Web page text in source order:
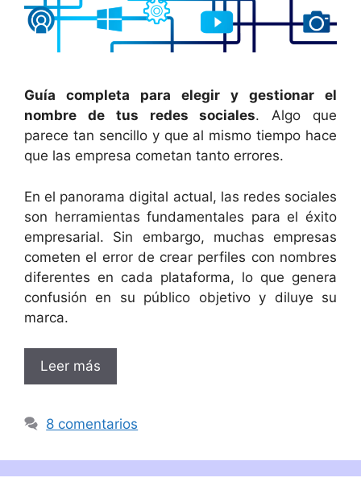
Guía completa para elegir y gestionar el
nombre de tus redes sociales. Algo que
parece tan sencillo y que al mismo tiempo hace
que las empresa cometan tanto errores.
En el panorama digital actual, las redes sociales
son herramientas fundamentales para el éxito
empresarial. Sin embargo, muchas empresas
cometen el error de crear perfiles con nombres
diferentes en cada plataforma, lo que genera
confusión en su público objetivo y diluye su
marca.
Leer más
8 comentarios